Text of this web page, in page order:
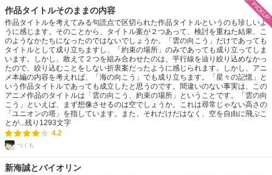
作品タイトルそのままの内容
作品タイトルを考えてみる句読点で区切られた作品タイトルというのも珍しいよ
うに感じます。そのことから、タイトル案が２つあって、検討を重ねた結果、こ
のようなかたちになったのではないでしょうか。「雲の向こう」だけであっても
タイトルとして成り立ちますし、「約束の場所」のみであっても成り立ってしま
います。しかし、敢えて２つを組み合わせたのは、平行線を辿り絞り込めなかっ
たので、絞り込むことをしない折衷案だったように感じられます。しかし、アニ
メ本編の内容を考えれば、「海の向こう」でも成り立ちます。「星々の記憶」と
いう作品タイトルであっても成立したと思うのです。間違いのない事実は、この
アニメ作品のタイトルは「雲の向こう、約束の場所」ということです。「雲の向
こう」といえば、まず想像させるのは空でしょうか。これは尋常じゃない高さの
「ユニオンの塔」を指しています。また、それだけだはなく、空を自由に飛ぶこ
とが...残り 1293文字
4.2
つくも
PICKUP
新海誠とバイオリン